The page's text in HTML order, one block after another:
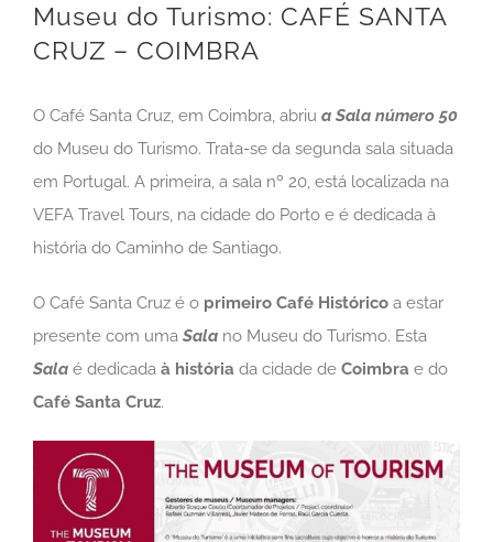
Museu do Turismo: CAFÉ SANTA
CRUZ – COIMBRA
O Café Santa Cruz, em Coimbra, abriu a Sala número 50
do Museu do Turismo. Trata-se da segunda sala situada
em Portugal. A primeira, a sala nº 20, está localizada na
VEFA Travel Tours, na cidade do Porto e é dedicada à
história do Caminho de Santiago.
O Café Santa Cruz é o primeiro Café Histórico a estar
presente com uma Sala no Museu do Turismo. Esta
Sala é dedicada à história da cidade de Coimbra e do
Café Santa Cruz.